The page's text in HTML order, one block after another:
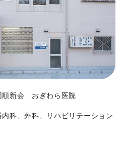
順新会 おぎわら医院
内科、外科、リハビリテーション